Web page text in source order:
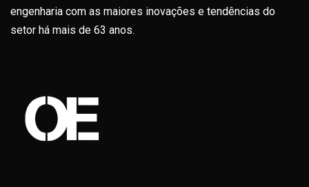
engenharia com as maiores inovações e tendências do
setor há mais de 63 anos.